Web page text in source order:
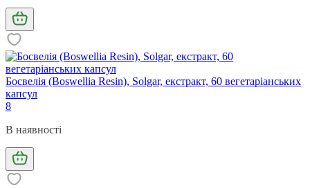
Босвелія (Boswellia Resin), Solgar, екстракт, 60 вегетаріанських
капсул
8
В наявності